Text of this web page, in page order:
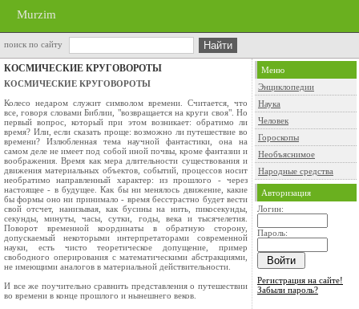
Murzim
поиск по сайту
КОСМИЧЕСКИЕ КРУГОВОРОТЫ
КОСМИЧЕСКИЕ КРУГОВОРОТЫ
Колесо недаром служит символом времени. Считается, что
все, говоря словами Библии, "возвращается на круги своя". Но
первый вопрос, который при этом возникает: обратимо ли
время? Или, если сказать проще: возможно ли путешествие во
времени? Излюбленная тема научной фантастики, она на
самом деле не имеет под собой иной почвы, кроме фантазии и
воображения. Время как мера длительности существования и
движения материальных объектов, событий, процессов носит
необратимо направленный характер: из прошлого - через
настоящее - в будущее. Как бы ни менялось движение, какие
бы формы оно ни принимало - время бесстрастно будет вести
свой отсчет, нанизывая, как бусины на нить, пикосекунды,
секунды, минуты, часы, сутки, годы, века и тысячелетия.
Поворот временной координаты в обратную сторону,
допускаемый некоторыми интерпретаторами современной
науки, есть чисто теоретическое допущение, пример
свободного оперирования с математическими абстракциями,
не имеющими аналогов в материальной действительности.
И все же поучительно сравнить представления о путешествии
во времени в конце прошлого и нынешнего веков.
Меню
Энциклопедии
Наука
Человек
Гороскопы
Необъяснимое
Народные средства
Авторизация
Логин:
Пароль:
Регистрация на сайте!
Забыли пароль?